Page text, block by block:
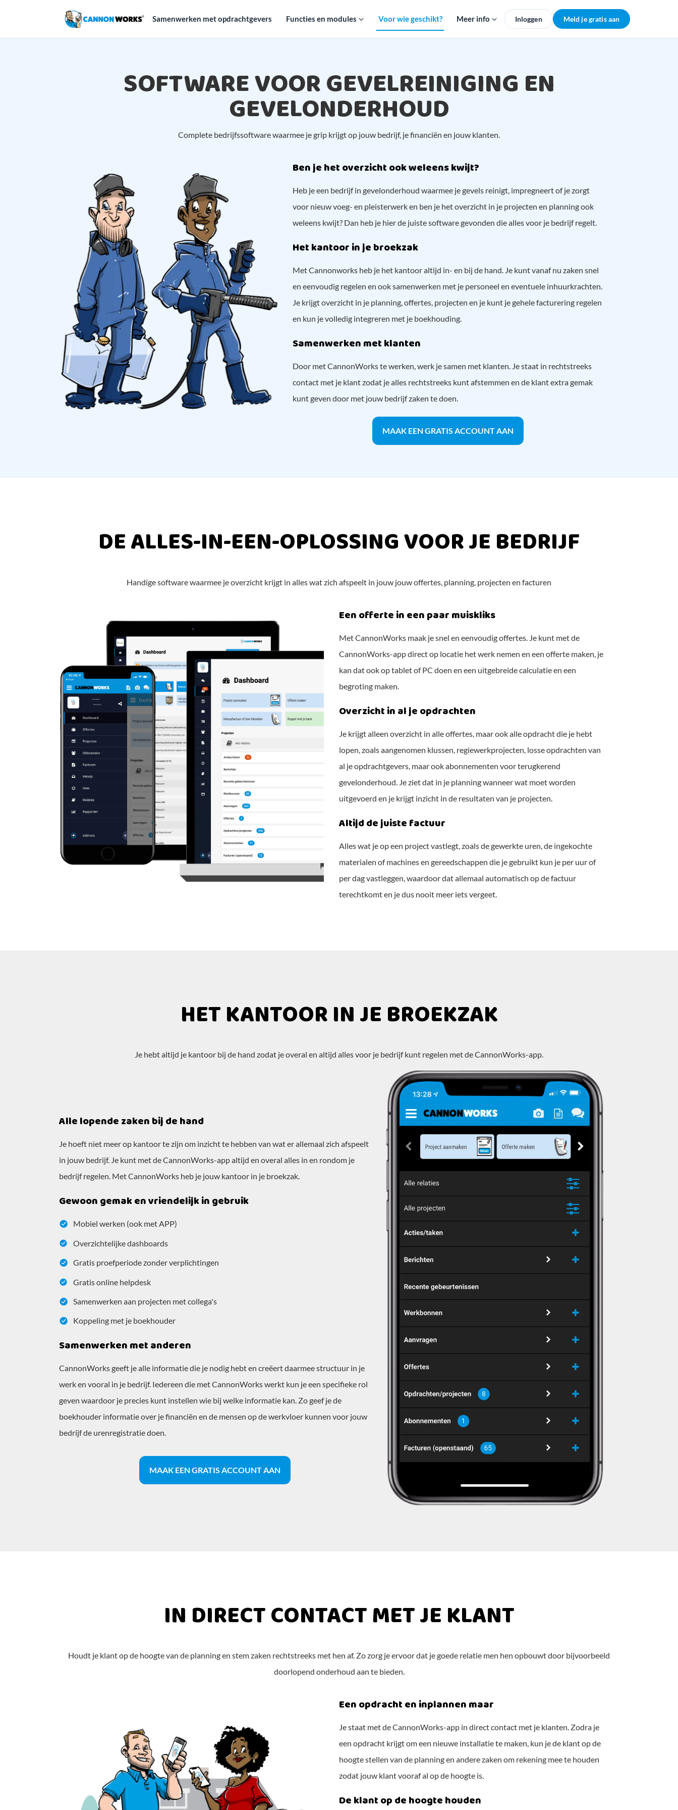
Samenwerken met opdrachtgevers Functies en modules Voor wie geschikt? Meer info Inloggen Meld je gratis aan
SOFTWARE VOOR GEVELREINIGING EN
GEVELONDERHOUD
Complete bedrijfssoftware waarmee je grip krijgt op jouw bedrijf, je financiën en jouw klanten.
Ben je het overzicht ook weleens kwijt?
Heb je een bedrijf in gevelonderhoud waarmee je gevels reinigt, impregneert of je zorgt
voor nieuw voeg- en pleisterwerk en ben je het overzicht in je projecten en planning ook
weleens kwijt? Dan heb je hier de juiste software gevonden die alles voor je bedrijf regelt.
Het kantoor in je broekzak
Met Cannonworks heb je het kantoor altijd in- en bij de hand. Je kunt vanaf nu zaken snel
en eenvoudig regelen en ook samenwerken met je personeel en eventuele inhuurkrachten.
Je krijgt overzicht in je planning, offertes, projecten en je kunt je gehele facturering regelen
en kun je volledig integreren met je boekhouding.
Samenwerken met klanten
Door met CannonWorks te werken, werk je samen met klanten. Je staat in rechtstreeks
contact met je klant zodat je alles rechtstreeks kunt afstemmen en de klant extra gemak
kunt geven door met jouw bedrijf zaken te doen.
MAAK EEN GRATIS ACCOUNT AAN
DE ALLES-IN-EEN-OPLOSSING VOOR JE BEDRIJF
Handige software waarmee je overzicht krijgt in alles wat zich afspeelt in jouw jouw offertes, planning, projecten en facturen
Een offerte in een paar muiskliks
Met CannonWorks maak je snel en eenvoudig offertes. Je kunt met de
CannonWorks-app direct op locatie het werk nemen en een offerte maken, je
kan dat ook op tablet of PC doen en een uitgebreide calculatie en een
begroting maken.
Overzicht in al je opdrachten
Je krijgt alleen overzicht in alle offertes, maar ook alle opdracht die je hebt
lopen, zoals aangenomen klussen, regiewerkprojecten, losse opdrachten van
al je opdrachtgevers, maar ook abonnementen voor terugkerend
gevelonderhoud. Je ziet dat in je planning wanneer wat moet worden
uitgevoerd en je krijgt inzicht in de resultaten van je projecten.
Altijd de juiste factuur
Alles wat je op een project vastlegt, zoals de gewerkte uren, de ingekochte
materialen of machines en gereedschappen die je gebruikt kun je per uur of
per dag vastleggen, waardoor dat allemaal automatisch op de factuur
terechtkomt en je dus nooit meer iets vergeet.
HET KANTOOR IN JE BROEKZAK
Je hebt altijd je kantoor bij de hand zodat je overal en altijd alles voor je bedrijf kunt regelen met de CannonWorks-app.
Alle lopende zaken bij de hand
Je hoeft niet meer op kantoor te zijn om inzicht te hebben van wat er allemaal zich afspeelt
in jouw bedrijf. Je kunt met de CannonWorks-app altijd en overal alles in en rondom je
bedrijf regelen. Met CannonWorks heb je jouw kantoor in je broekzak.
Gewoon gemak en vriendelijk in gebruik
Mobiel werken (ook met APP)
Overzichtelijke dashboards
Gratis proefperiode zonder verplichtingen
Gratis online helpdesk
Samenwerken aan projecten met collega's
Koppeling met je boekhouder
Samenwerken met anderen
CannonWorks geeft je alle informatie die je nodig hebt en creëert daarmee structuur in je
werk en vooral in je bedrijf. Iedereen die met CannonWorks werkt kun je een specifieke rol
geven waardoor je precies kunt instellen wie bij welke informatie kan. Zo geef je de
boekhouder informatie over je financiën en de mensen op de werkvloer kunnen voor jouw
bedrijf de urenregistratie doen.
MAAK EEN GRATIS ACCOUNT AAN
IN DIRECT CONTACT MET JE KLANT
Houdt je klant op de hoogte van de planning en stem zaken rechtstreeks met hen af. Zo zorg je ervoor dat je goede relatie men hen opbouwt door bijvoorbeeld
doorlopend onderhoud aan te bieden.
Een opdracht en inplannen maar
Je staat met de CannonWorks-app in direct contact met je klanten. Zodra je
een opdracht krijgt om een nieuwe installatie te maken, kun je de klant op de
hoogte stellen van de planning en andere zaken om rekening mee te houden
zodat jouw klant vooraf al op de hoogte is.
De klant op de hoogte houden